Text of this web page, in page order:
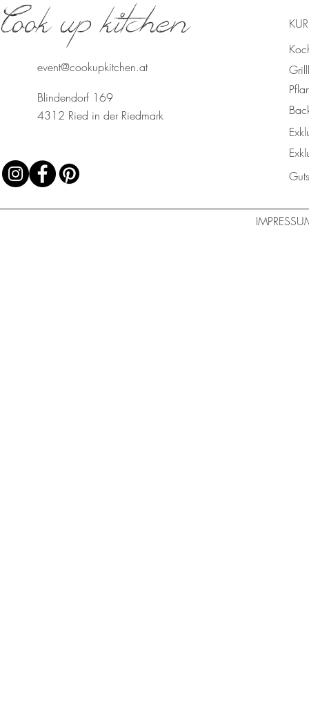
Cook up kitchen
event@cookupkitchen.at
Blindendorf 169
4312 Ried in der Riedmark